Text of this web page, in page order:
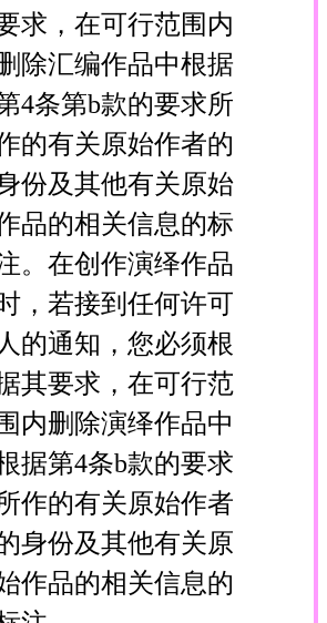
求，在可行范围内
除汇编作品中根据
4条第b款的要求所
的有关原始作者的
份及其他有关原始
品的相关信息的标
。在创作演绎作品
，若接到任何许可
人的通知，您必须根
其要求，在可行范
内删除演绎作品中
据第4条b款的要求
作的有关原始作者
身份及其他有关原
作品的相关信息的